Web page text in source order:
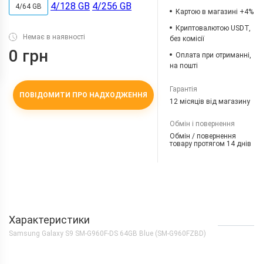
4/64 GB 4/128 GB 4/256 GB
Немає в наявності
0 грн
ПОВІДОМИТИ ПРО НАДХОДЖЕННЯ
Картою в магазині +4%
Криптовалютою USDT,
без комісії
Оплата при отриманні,
на пошті
Гарантія
12 місяців від магазину
Обмін і повернення
Обмін / повернення
товару протягом 14 днів
Характеристики
Samsung Galaxy S9 SM-G960F-DS 64GB Blue (SM-G960FZBD)